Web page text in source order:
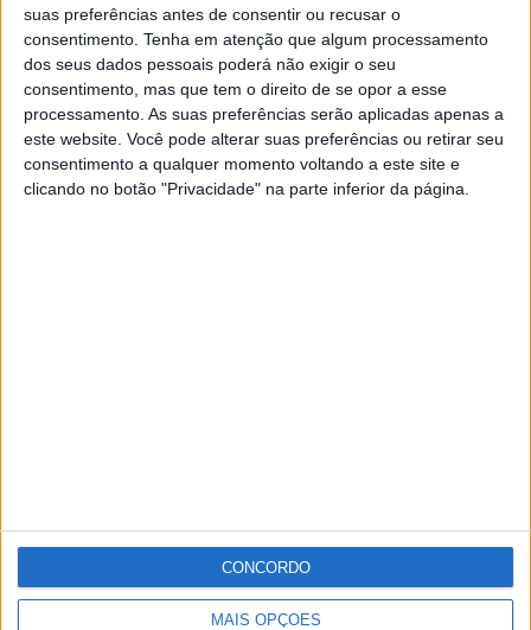
suas preferências antes de consentir ou recusar o
consentimento. Tenha em atenção que algum processamento
dos seus dados pessoais poderá não exigir o seu
consentimento, mas que tem o direito de se opor a esse
processamento. As suas preferências serão aplicadas apenas a
este website. Você pode alterar suas preferências ou retirar seu
consentimento a qualquer momento voltando a este site e
clicando no botão "Privacidade" na parte inferior da página.
MAIS OPÇÕES
CONCORDO
prova de resistência de Todo Terreno do Automóvel Club
de Portugal, tem regresso marcado para o último fim-de-
semana de Novembro deste ano.
De acordo com a organização, «a prova regressa como um
marco da temporada do todo terreno nacional e